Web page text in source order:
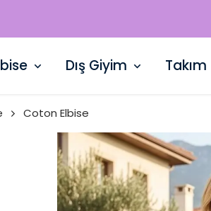
Dış Giyim Takım
Coton Elbise